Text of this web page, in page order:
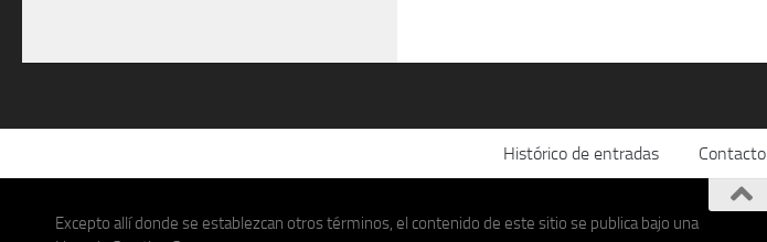
Histórico de entradas Contacto
Excepto allí donde se establezcan otros términos, el contenido de este sitio se publica bajo una